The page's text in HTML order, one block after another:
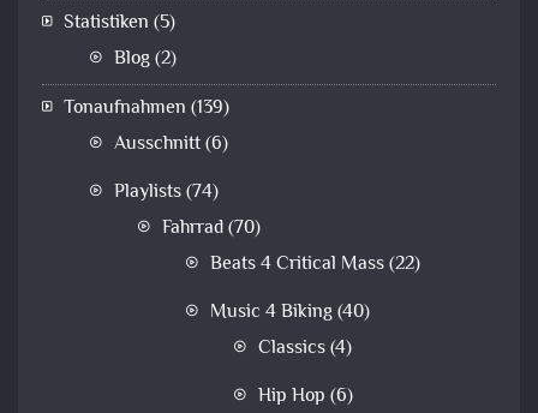
Statistiken (5)
Blog(2)
Tonaufnahmen (139)
Ausschnitt(6)
Playlists(74)
Fahrrad(70)
Beats 4 Critical Mass(22)
Music 4 Biking(40)
Classics(4)
Hip Hop (6)